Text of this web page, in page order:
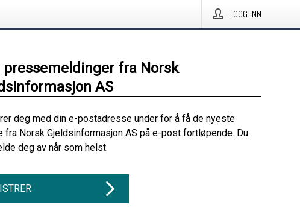
LOGG INN
pressemeldinger fra Norsk
AS
deg med din e-postadresse under for å få de nyeste
fra Norsk Gjeldsinformasjon AS på e-post fortløpende. Du
deg av når som helst.